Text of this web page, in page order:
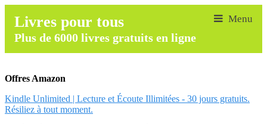
Livres pour tous
Plus de 6000 livres gratuits en ligne
Offres Amazon
Kindle Unlimited | Lecture et Écoute Illimitées - 30 jours gratuits.
Résiliez à tout moment.